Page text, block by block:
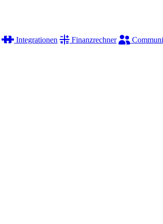
Integrationen Finanzrechner